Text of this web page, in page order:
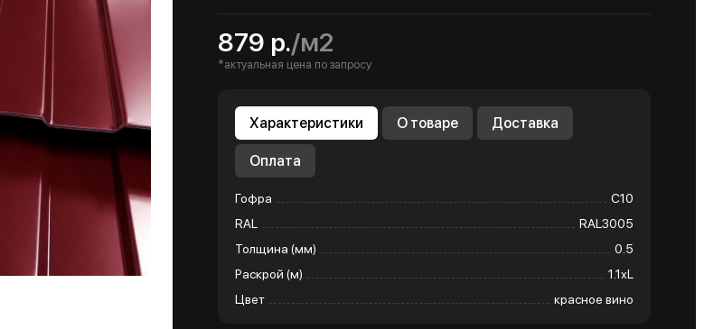
879 р./м2
*актуальная цена по запросу
Характеристики О товаре Доставка
Оплата
Гофра
С10
RAL
RAL3005
Толщина (мм)
0.5
Раскрой (м)
1.1хL
Цвет
красное вино